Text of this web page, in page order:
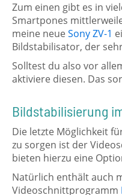
Zum einen gibt es in
Smartpones
meine neue Sony ZV-1
Bildstabilisator, der
Solltest du also vor
aktiviere diesen. Das
Bildstabilisierung
Die letzte Möglichkeit
zu sorgen ist der
bieten hierzu eine
Natürlich enthält auch
Videoschnittprogramm